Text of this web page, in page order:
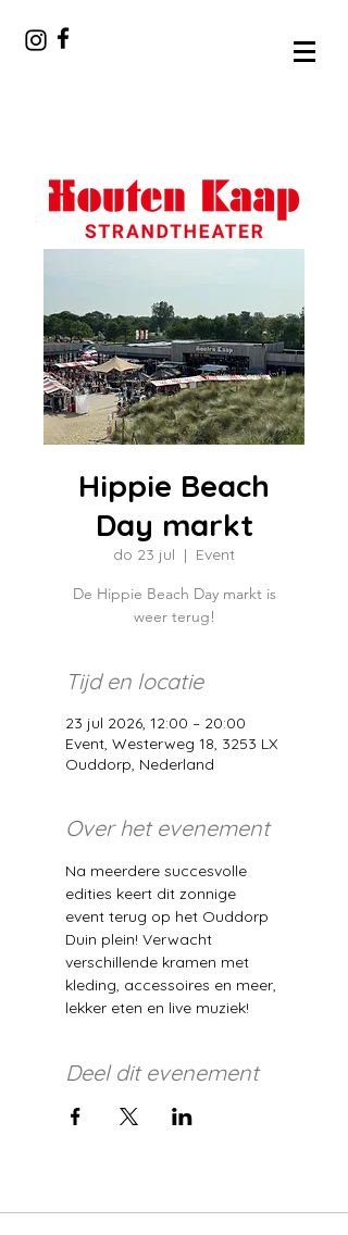
Hippie Beach
Day markt
do 23 jul
  |
Event
De Hippie Beach Day markt is
weer terug!
Tijd en locatie
23 jul 2026, 12:00 – 20:00
Event, Westerweg 18, 3253 LX
Ouddorp, Nederland
Over het evenement
Na meerdere succesvolle
edities keert dit zonnige
event terug op het Ouddorp
Duin plein! Verwacht
verschillende kramen met
kleding, accessoires en meer,
lekker eten en live muziek!
Deel dit evenement